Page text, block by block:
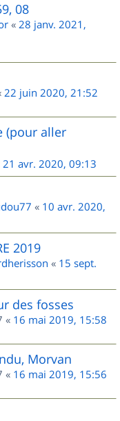
08
« 28 janv. 2021,
22 juin 2020, 21:52
(pour aller
21 avr. 2020, 09:13
« 10 avr. 2020,
2019
« 15 sept.
des fosses
« 16 mai 2019, 15:58
Morvan
« 16 mai 2019, 15:56